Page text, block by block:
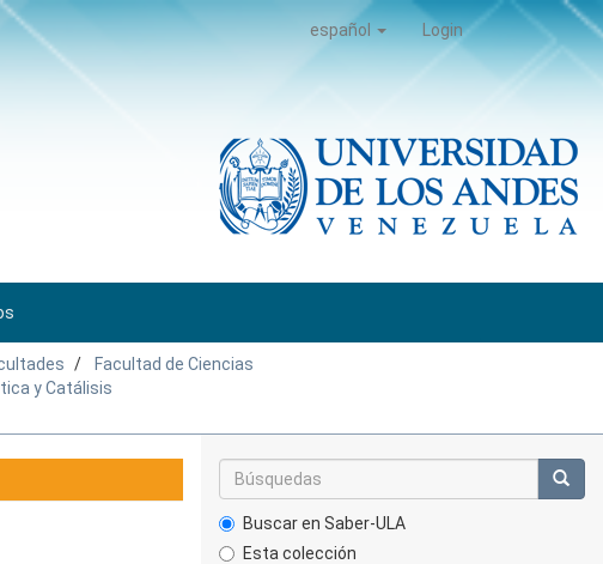
español Login
Facultad de Ciencias
y Catálisis
Buscar en Saber-ULA
Esta colección